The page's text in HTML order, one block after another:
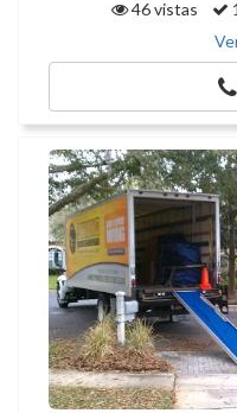
46 vistas